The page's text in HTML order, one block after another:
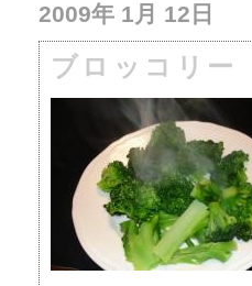
2009年 1月 12日
ブロッコリー